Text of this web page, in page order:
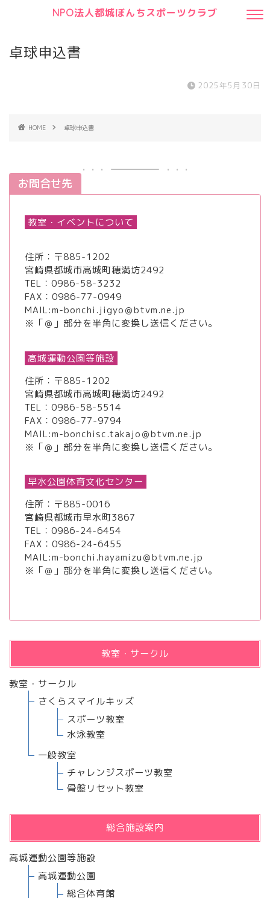
NPO法人都城ぼんちスポーツクラブ
卓球申込書
2025年5月30日
HOME 卓球申込書
お問合せ先
教室・イベントについて
住所：〒885-1202
宮崎県都城市高城町穂満坊2492
TEL： 0986-58-3232
FAX：0986-77-0949
MAIL:m-bonchi.jigyo＠btvm.ne.jp
※「＠」部分を半角に変換し送信ください。
高城運動公園等施設
住所：〒885-1202
宮崎県都城市高城町穂満坊2492
TEL： 0986-58-5514
FAX：0986-77-9794
MAIL:m-bonchisc.takajo＠btvm.ne.jp
※「＠」部分を半角に変換し送信ください。
早水公園体育文化センター
住所：〒885-0016
宮崎県都城市早水町3867
TEL： 0986-24-6454
FAX：0986-24-6455
MAIL:m-bonchi.hayamizu＠btvm.ne.jp
※「＠」部分を半角に変換し送信ください。
教室・サークル
教室・サークル
さくらスマイルキッズ
スポーツ教室
水泳教室
一般教室
チャレンジスポーツ教室
骨盤リセット教室
総合施設案内
高城運動公園等施設
高城運動公園
総合体育館